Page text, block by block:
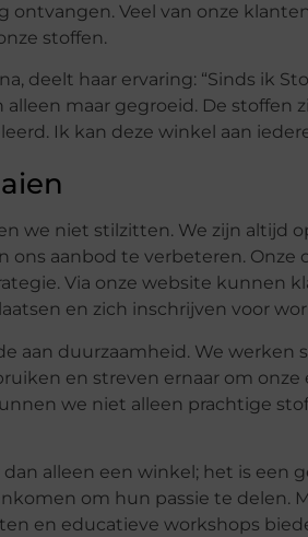
ontvangen. Veel van onze
stoffen.
deelt haar ervaring: “Sinds ik
maar gegroeid. De stoffen
Ik kan deze winkel aan
we niet stilzitten. We zijn altijd
ons aanbod te verbeteren. Onze
Via onze website kunnen
en zich inschrijven voor
aan duurzaamheid. We werken
en streven ernaar om
we niet alleen prachtige
alleen een winkel; het is een
om hun passie te delen.
en educatieve workshops